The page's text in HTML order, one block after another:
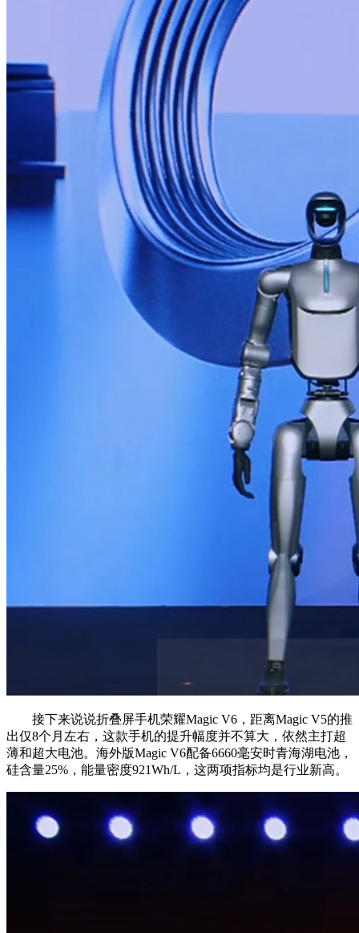
接下来说说折叠屏手机荣耀Magic V6，距离Magic V5的推
出仅8个月左右，这款手机的提升幅度并不算大，依然主打超
薄和超大电池。海外版Magic V6配备6660毫安时青海湖电池，
硅含量25%，能量密度921Wh/L，这两项指标均是行业新高。